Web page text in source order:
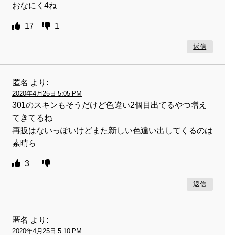
おなにく4ね
17 1
返信
匿名 より:
2020年4月25日 5:05 PM
301のスキンもそうだけど色違い2個目出てるやつ増え
てきてるね
再販はないっぽいけどまた新しい色違い出してくるのは
素晴ら
3
返信
匿名 より:
2020年4月25日 5:10 PM